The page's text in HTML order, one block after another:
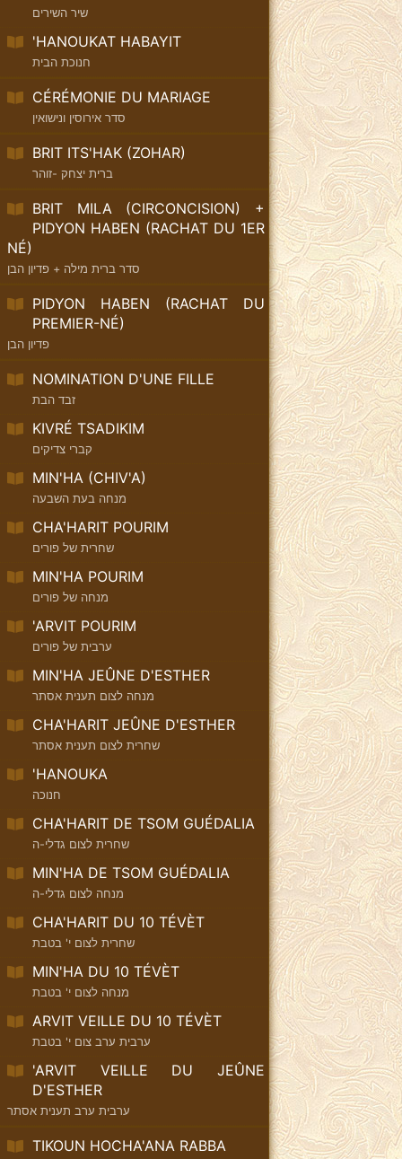
שיר השירים
'HANOUKAT HABAYIT
חנוכת הבית
CÉRÉMONIE DU MARIAGE
סדר אירוסין ונישואין
BRIT ITS'HAK (ZOHAR)
ברית יצחק -זוהר
BRIT MILA (CIRCONCISION) +
PIDYON HABEN (RACHAT DU 1ER
NÉ)
סדר ברית מילה + פדיון הבן
PIDYON HABEN (RACHAT DU
PREMIER-NÉ)
פדיון הבן
NOMINATION D'UNE FILLE
זבד הבת
KIVRÉ TSADIKIM
קברי צדיקים
MIN'HA (CHIV'A)
מנחה בעת השבעה
CHA'HARIT POURIM
שחרית של פורים
MIN'HA POURIM
מנחה של פורים
'ARVIT POURIM
ערבית של פורים
MIN'HA JEÛNE D'ESTHER
מנחה לצום תענית אסתר
CHA'HARIT JEÛNE D'ESTHER
שחרית לצום תענית אסתר
'HANOUKA
חנוכה
CHA'HARIT DE TSOM GUÉDALIA
שחרית לצום גדלי-ה
MIN'HA DE TSOM GUÉDALIA
מנחה לצום גדלי-ה
CHA'HARIT DU 10 TÉVÈT
שחרית לצום י' בטבת
MIN'HA DU 10 TÉVÈT
מנחה לצום י' בטבת
ARVIT VEILLE DU 10 TÉVÈT
ערבית ערב צום י' בטבת
'ARVIT VEILLE DU JEÛNE
D'ESTHER
ערבית ערב תענית אסתר
TIKOUN HOCHA'ANA RABBA